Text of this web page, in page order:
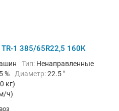
1 385/65R22,5 160K
Тип: Ненаправленные
% Диаметр:22.5 "
кг)
ч)